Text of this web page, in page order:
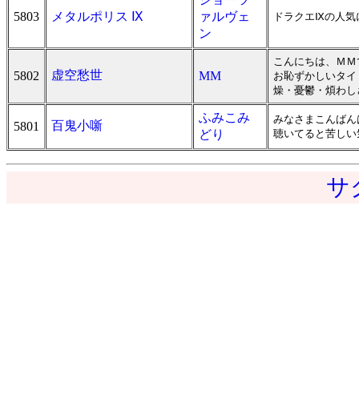
5803 メタルポリス Ⅸ
ァルヴェ
ン
ドラクエⅨの人
5802 虚空愁世 MM
こんにちは、Ｍ
お恥ずかしいタ
燥・憂鬱・煩わ
5801 百鬼小噺
ふみこみ
どり
みなさまこんば
聴いてると苦し
サ